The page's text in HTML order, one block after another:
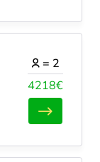
4218€
= 2